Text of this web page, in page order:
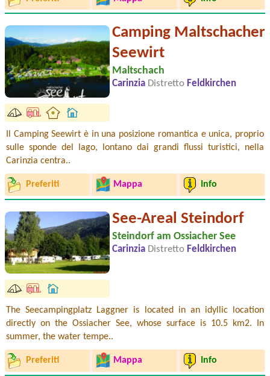
Camping Maltschacher
Seewirt
Maltschach
Carinzia Distretto Feldkirchen
Il Camping Seewirt è in una posizione romantica e unica, proprio
sulle sponde del lago, lontano dai grandi flussi turistici, nella
Carinzia centra..
Preferiti Mappa Info
See-Areal Steindorf
Steindorf am Ossiacher See
Carinzia Distretto Feldkirchen
The Seecampingplatz Laggner is located in an idyllic location
directly on the Ossiacher See, whose surface is 10.5 km2. In
summer, the water tempe..
Preferiti Mappa Info